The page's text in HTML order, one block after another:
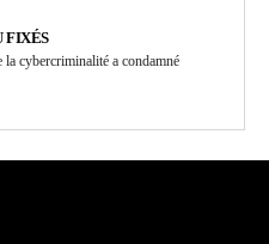
FIXÉS
cybercriminalité a condamné